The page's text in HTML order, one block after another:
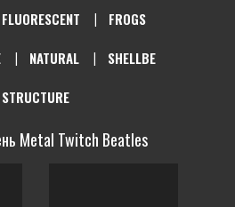
FLUORESCENT
FROGS
NATURAL
SHELLBE
STRUCTURE
Metal Twitch Beatles